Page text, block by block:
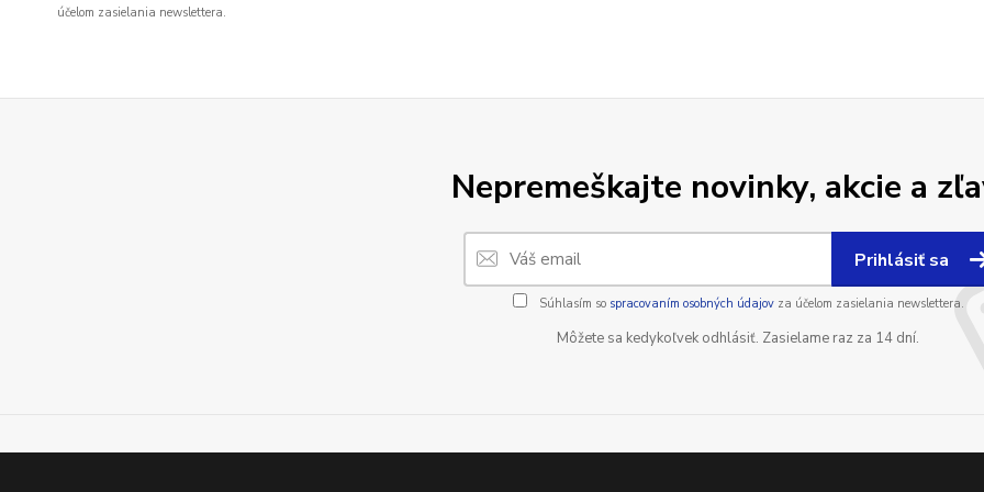
účelom zasielania newslettera.
Nepremeškajte novinky, akcie a
Prihlásiť sa
Súhlasím so spracovaním osobných údajovza účelom zasielania newslettera.
Môžete sa kedykoľvek odhlásiť. Zasielame raz za 14 dní.